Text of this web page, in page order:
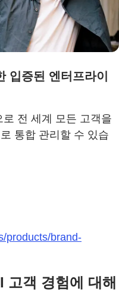
입증된 엔터프라이
전 세계 모든 고객을
통합 관리할 수 있습
products/brand-
객 경험에 대해